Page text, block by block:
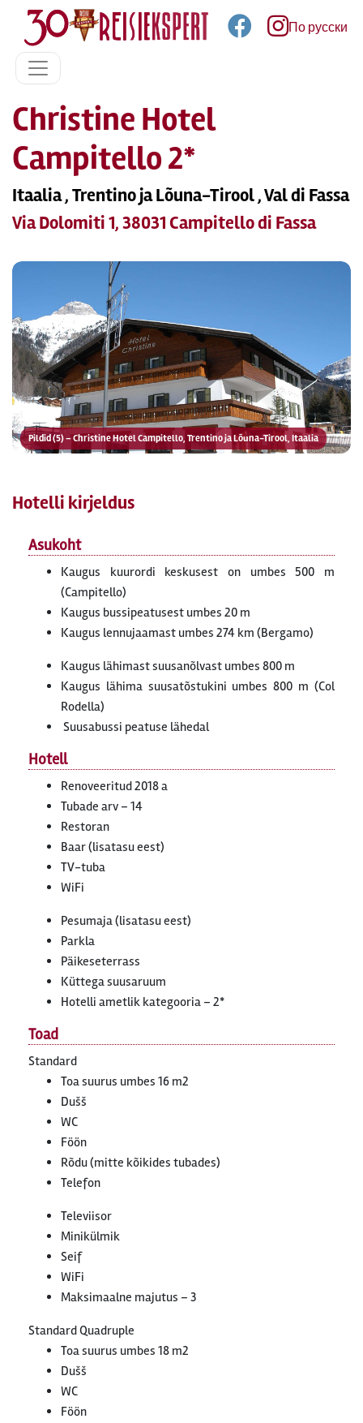
По русски
Christine Hotel
Campitello 2*
Itaalia , Trentino ja Lõuna-Tirool , Val di Fassa
Via Dolomiti 1, 38031 Campitello di Fassa
Pildid (5) – Christine Hotel Campitello, Trentino ja Lõuna-Tirool, Itaalia
Hotelli kirjeldus
Asukoht
Kaugus kuurordi keskusest on umbes 500 m
(Campitello)
Kaugus bussipeatusest umbes 20 m
Kaugus lennujaamast umbes 274 km (Bergamo)
Kaugus lähimast suusanõlvast umbes 800 m
Kaugus lähima suusatõstukini umbes 800 m (Col
Rodella)
Suusabussi peatuse lähedal
Hotell
Renoveeritud 2018 a
Tubade arv – 14
Restoran
Baar (lisatasu eest)
TV-tuba
WiFi
Pesumaja (lisatasu eest)
Parkla
Päikeseterrass
Küttega suusaruum
Hotelli ametlik kategooria – 2*
Toad
Standard
Toa suurus umbes 16 m2
Dušš
WC
Föön
Rõdu (mitte kõikides tubades)
Telefon
Televiisor
Minikülmik
Seif
WiFi
Maksimaalne majutus – 3
Standard Quadruple
Toa suurus umbes 18 m2
Dušš
WC
Föön